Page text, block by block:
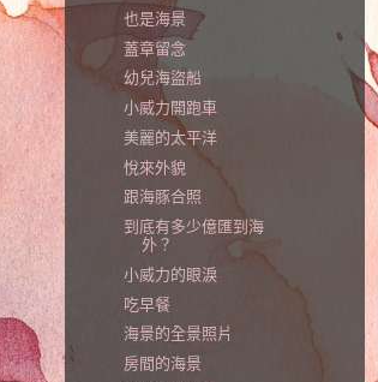
也是海景
蓋章留念
幼兒海盜船
小威力開跑車
美麗的太平洋
悅來外貌
跟海豚合照
到底有多少億匯到海
外？
小威力的眼淚
吃早餐
海景的全景照片
房間的海景